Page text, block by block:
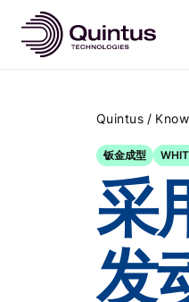
Quintus /
钣金成型
采
发